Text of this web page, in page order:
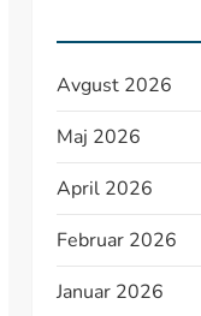
Avgust 2026
Maj 2026
April 2026
Februar 2026
Januar 2026